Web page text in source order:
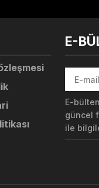
E-
E-
güncel
ile